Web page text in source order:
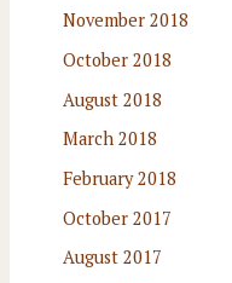
November 2018
October 2018
August 2018
March 2018
February 2018
October 2017
August 2017